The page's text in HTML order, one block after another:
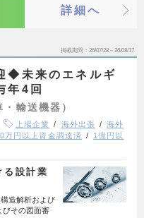
詳細へ
掲載期間 26/07/28～26/08/17
◆未来のエネルギ
年4回
輸送機器）
上場企業 海外出張
海外
万円以上資金調達済
1億円以
る設計業
造解析および
びその図面審